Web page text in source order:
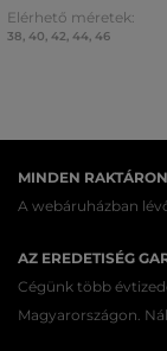
Elérhető méretek:
38, 40, 42, 44, 46
MINDEN RAKTÁRON
A webáruházban
AZ EREDETISÉG
Cégünk több
Magyarországon.